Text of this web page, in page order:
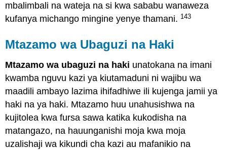
mbalimbali na wateja na si kwa sababu wanaweza
kufanya michango mingine yenye thamani. 143
Mtazamo wa Ubaguzi na Haki
Mtazamo wa ubaguzi na haki unatokana na imani
kwamba nguvu kazi ya kiutamaduni ni wajibu wa
maadili ambayo lazima ihifadhiwe ili kujenga jamii ya
haki na ya haki. Mtazamo huu unahusishwa na
kujitolea kwa fursa sawa katika kukodisha na
matangazo, na hauunganishi moja kwa moja
uzalishaji wa kikundi cha kazi au mafanikio na